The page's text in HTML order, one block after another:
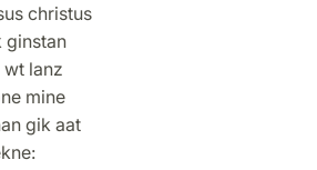
christus
ginstan
lanz
mine
gik aat